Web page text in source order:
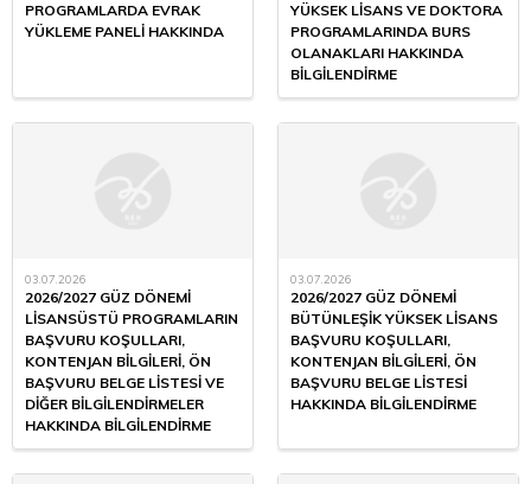
PROGRAMLARDA EVRAK
YÜKLEME PANELİ HAKKINDA
YÜKSEK LİSANS VE DOKTORA
PROGRAMLARINDA BURS
OLANAKLARI HAKKINDA
BİLGİLENDİRME
03.07.2026
2026/2027 GÜZ DÖNEMİ
LİSANSÜSTÜ PROGRAMLARIN
BAŞVURU KOŞULLARI,
KONTENJAN BİLGİLERİ, ÖN
BAŞVURU BELGE LİSTESİ VE
DİĞER BİLGİLENDİRMELER
HAKKINDA BİLGİLENDİRME
03.07.2026
2026/2027 GÜZ DÖNEMİ
BÜTÜNLEŞİK YÜKSEK LİSANS
BAŞVURU KOŞULLARI,
KONTENJAN BİLGİLERİ, ÖN
BAŞVURU BELGE LİSTESİ
HAKKINDA BİLGİLENDİRME